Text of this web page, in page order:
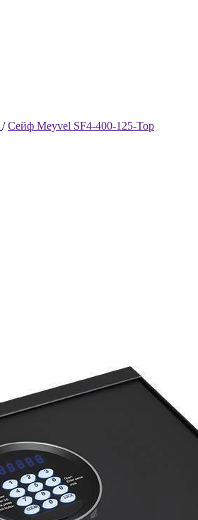
/ Сейф Meyvel SF4-400-125-Top